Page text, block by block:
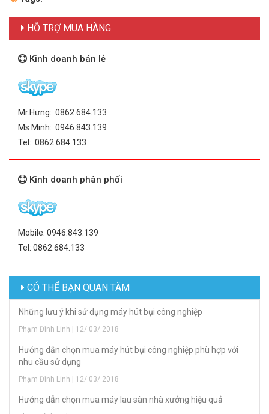
HỖ TRỢ MUA HÀNG
Kinh doanh bán lẻ
Mr.Hưng: 0862.684.133
Ms Minh: 0946.843.139
Tel: 0862.684.133
Kinh doanh phân phối
Mobile: 0946.843.139
Tel: 0862.684.133
CÓ THỂ BẠN QUAN TÂM
Những lưu ý khi sử dụng máy hút bụi công nghiệp
Phạm Đình Linh | 12/ 03/ 2018
Hướng dẫn chọn mua máy hút bụi công nghiệp phù hợp với
nhu cầu sử dụng
Phạm Đình Linh | 12/ 03/ 2018
Hướng dẫn chọn mua máy lau sàn nhà xưởng hiệu quả